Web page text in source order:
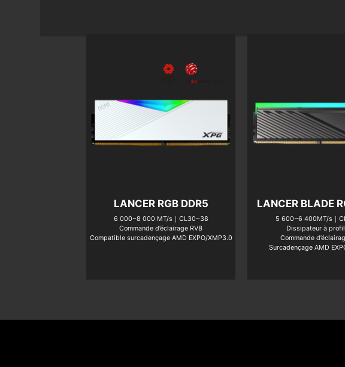
LANCER RGB DDR5
6 000~8 000 MT/s｜CL30~38
Commande d’éclairage RVB
Compatible surcadençage AMD EXPO/XMP3.0
LANCER BLADE
5 600~6 400MT/s｜
Dissipateur à
Commande
Surcadençage AMD